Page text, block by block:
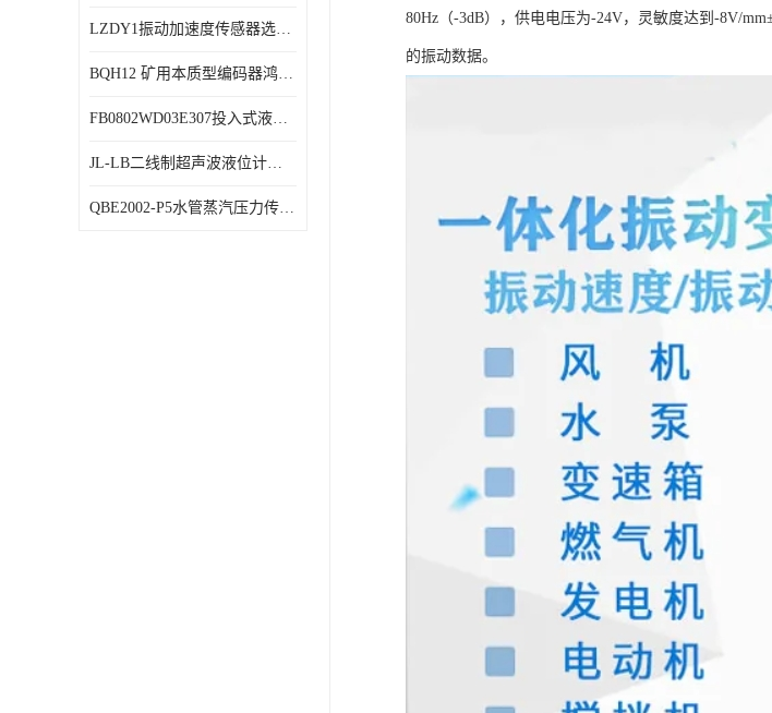
LZDY1振动加速度传感器选型资料
BQH12 矿用本质型编码器鸿泰产品实物展示
FB0802WD03E307投入式液位计鸿泰产品选型参数
JL-LB二线制超声波液位计鸿泰产品外形美观大方
QBE2002-P5水管蒸汽压力传感器西门子产品技术规格
80Hz（-3dB），供电电压为-24V，灵敏度达到-8V/
的振动数据。